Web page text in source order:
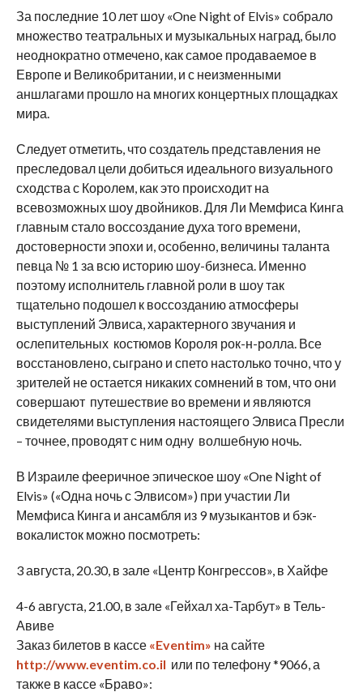
За последние 10 лет шоу «One Night of Elvis» собрало
множество театральных и музыкальных наград, было
неоднократно отмечено, как самое продаваемое в
Европе и Великобритании, и с неизменными
аншлагами прошло на многих концертных площадках
мира.
Следует отметить, что создатель представления не
преследовал цели добиться идеального визуального
сходства с Королем, как это происходит на
всевозможных шоу двойников. Для Ли Мемфиса Кинга
главным стало воссоздание духа того времени,
достоверности эпохи и, особенно, величины таланта
певца № 1 за всю историю шоу-бизнеса. Именно
поэтому исполнитель главной роли в шоу так
тщательно подошел к воссозданию атмосферы
выступлений Элвиса, характерного звучания и
ослепительных костюмов Короля рок-н-ролла. Все
восстановлено, сыграно и спето настолько точно, что у
зрителей не остается никаких сомнений в том, что они
совершают путешествие во времени и являются
свидетелями выступления настоящего Элвиса Пресли
– точнее, проводят с ним одну волшебную ночь.
В Израиле фееричное эпическое шоу «One Night of
Elvis» («Одна ночь с Элвисом») при участии Ли
Мемфиса Кинга и ансамбля из 9 музыкантов и бэк-
вокалисток можно посмотреть:
3 августа, 20.30, в зале «Центр Конгрессов», в Хайфе
4-6 августа, 21.00, в зале «Гейхал ха-Тарбут» в Тель-
Авиве
Заказ билетов в кассе «Eventim» на сайте
http://www.eventim.co.il или по телефону *9066, а
также в кассе «Браво»: